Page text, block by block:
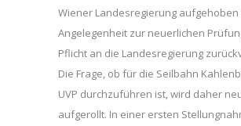
Wiener Landesregierung aufgehoben
Angelegenheit zur neuerlichen
Pflicht an die Landesregierung
Die Frage, ob für die Seilbahn
UVP durchzuführen ist, wird daher
aufgerollt. In einer ersten